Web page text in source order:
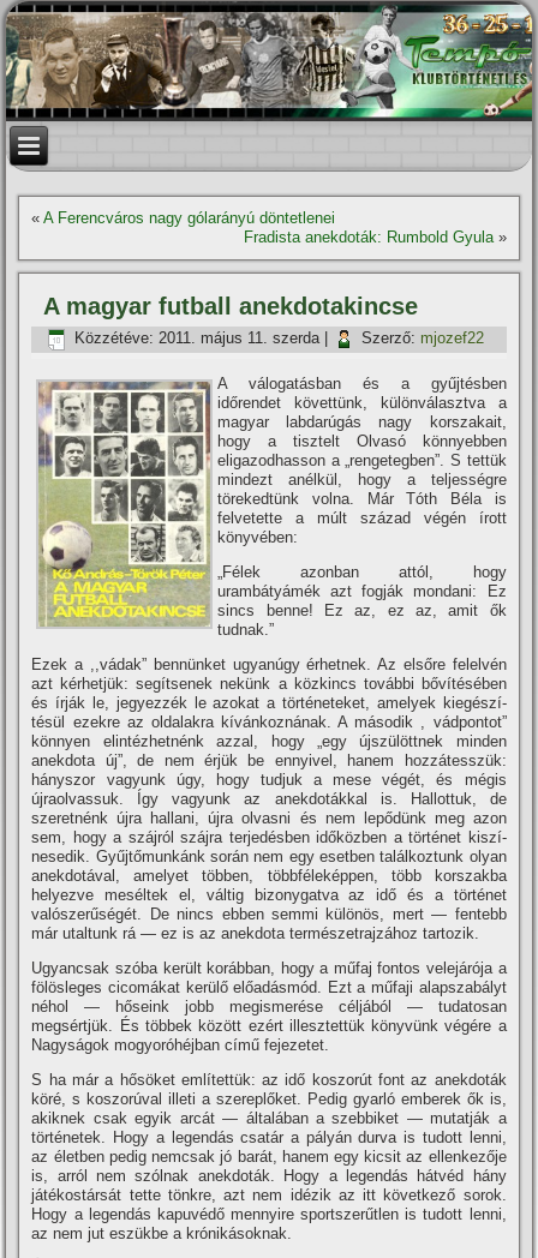
«A Ferencváros nagy gólarányú döntetlenei
Fradista anekdoták: Rumbold Gyula»
A magyar futball anekdotakincse
Közzétéve: 2011. május 11. szerda| Szerző: mjozef22
A válogatásban és a gyűjtésben
időrendet követtünk, különválasztva a
magyar labdarúgás nagy korszakait,
hogy a tisztelt Olvasó könnyebben
eligazodhasson a „rengetegben”. S tettük
mindezt anélkül, hogy a teljességre
törekedtünk volna. Már Tóth Béla is
felvetette a múlt század végén í­rott
könyvében:
„Félek azonban attól, hogy
urambátyámék azt fogják mondani: Ez
sincs benne! Ez az, ez az, amit ők
tudnak.”
Ezek a ,,vádak” bennünket ugyanúgy érhetnek. Az elsőre felelvén
azt kérhetjük: segí­tsenek nekünk a közkincs további bőví­tésében
és í­rják le, jegyezzék le azokat a történeteket, amelyek kiegészí­
tésül ezekre az oldalakra kí­vánkoznának.A második , vádpontot”
könnyen elintézhetnénk azzal, hogy „egy újszülöttnek minden
anekdota új”, de nem érjük be ennyivel, hanem hozzátesszük:
hányszor vagyunk úgy, hogy tudjuk a mese végét, és mégis
újraolvassuk. Így vagyunk az anekdotákkal is. Hallottuk, de
szeretnénk újra hallani, újra olvasni és nem lepődünk meg azon
sem, hogy a szájról szájra terjedésben időközben a történet kiszí­
nesedik. Gyűjtőmunkánk során nem egy esetben találkoztunk olyan
anekdotával, amelyet többen, többféleképpen, több korszakba
helyezve meséltek el, váltig bizonygatva az idő és a történet
valószerűségét. De nincs ebben semmi különös, mert — fentebb
már utaltunk rá — ez is az anekdota természetrajzához tartozik.
Ugyancsak szóba került korábban, hogy a műfaj fontos velejárója a
fölösleges cicomákat kerülő előadásmód. Ezt a műfaji alapszabályt
néhol — hőseink jobb megismerése céljából — tudatosan
megsértjük. És többek között ezért illesztettük könyvünk végére a
Nagyságok mogyoróhéjban cí­mű fejezetet.
S ha már a hősöket emlí­tettük: az idő koszorút font az anekdoták
köré, s koszorúval illeti a szereplőket. Pedig gyarló emberek ők is,
akiknek csak egyik arcát — általában a szebbiket — mutatják a
történetek. Hogy a legendás csatár a pályán durva is tudott lenni,
az életben pedig nemcsak jó barát, hanem egy kicsit az ellenkezője
is, arról nem szólnak anekdoták. Hogy a legendás hátvéd hány
játékostársát tette tönkre, azt nem idézik az itt következő sorok.
Hogy a legendás kapuvédő mennyire sportszerűtlen is tudott lenni,
az nem jut eszükbe a krónikásoknak.